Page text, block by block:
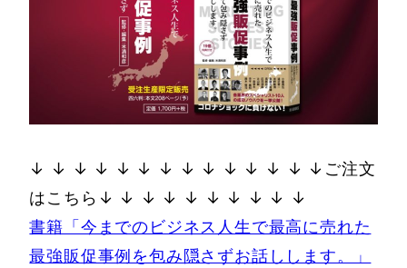
↓ ↓ ↓ ↓ ↓ ↓ ↓ ↓ ↓ ↓ ↓ ↓ ↓ ↓ご注文
はこちら↓ ↓ ↓ ↓ ↓ ↓ ↓ ↓ ↓ ↓
書籍「今までのビジネス人生で最高に売れた
最強販促事例を包み隠さずお話しします。」